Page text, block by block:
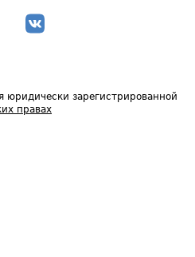
юридически зарегистрированной
правах